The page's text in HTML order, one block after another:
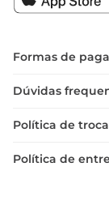
elogios e
Formas de
Dúvidas
Política de
Política de